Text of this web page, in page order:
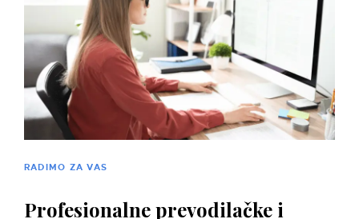
RADIMO ZA VAS
Profesionalne prevodilačke i